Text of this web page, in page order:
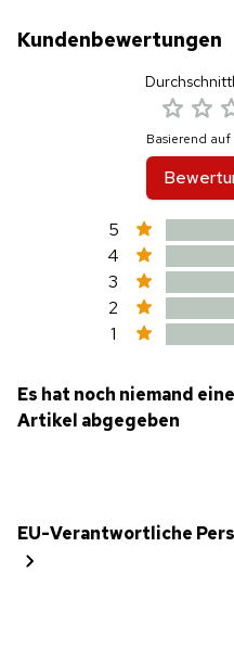
Kundenbewertungen
Basierend
5
4
3
2
1
Es hat noch niemand
Artikel abgegeben
EU-Verantwortliche